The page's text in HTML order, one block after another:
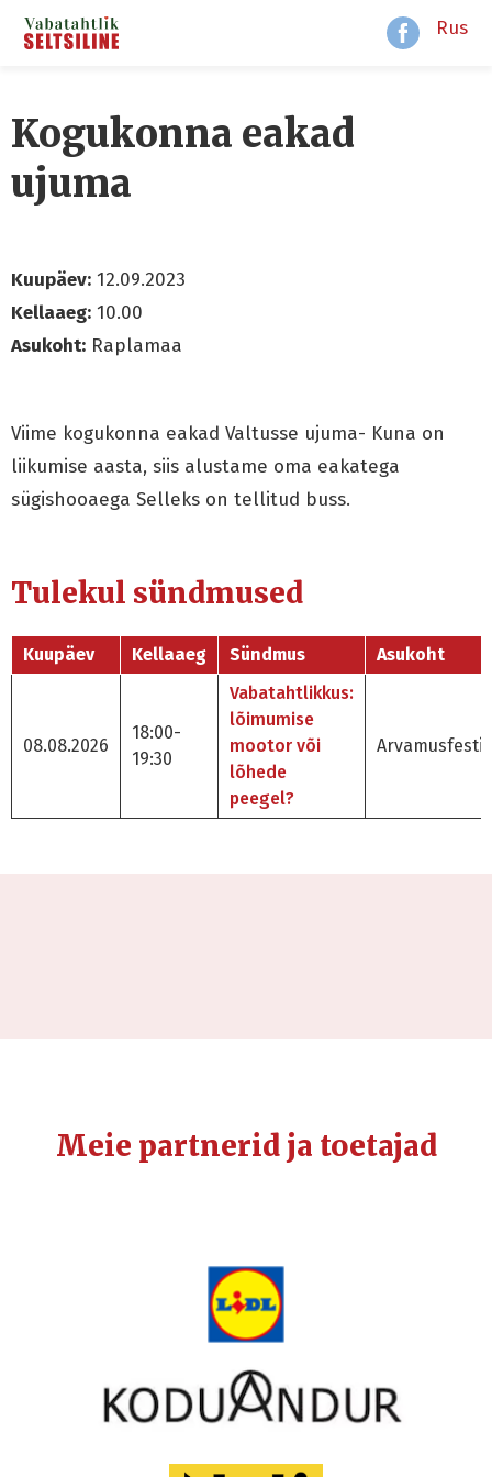
Rus
Kogukonna eakad
ujuma
Kuupäev: 12.09.2023
Kellaaeg: 10.00
Asukoht: Raplamaa
Viime kogukonna eakad Valtusse ujuma- Kuna on
liikumise aasta, siis alustame oma eakatega
sügishooaega Selleks on tellitud buss.
Tulekul sündmused
Kuupäev Kellaaeg Sündmus Asukoht
08.08.2026
18:00-
19:30
Vabatahtlikkus:
lõimumise
mootor või
lõhede
peegel?
Meie partnerid ja toetajad